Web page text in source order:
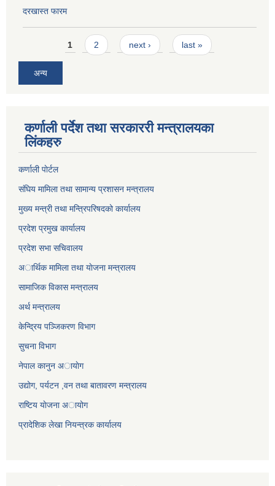
दरखास्त फारम
Pages1 2 next › last »
अन्य
कर्णाली पर्देश तथा सरकाररी मन्त्रालयका
लिंकहरु
कर्णाली पाेर्टल
संघिय मामिला तथा सामान्य प्रशासन मन्त्रालय
मुख्य मन्त्री तथा मन्त्रिपरिषदको कार्यालय
प्रदेश प्रमुख कार्यालय
प्रदेश सभा सचिवालय
अार्थिक मामिला तथा याेजना मन्त्रालय
सामाजिक विकास मन्त्रालय
अर्थ मन्त्रालय
केन्द्रिय पञ्जिकरण विभाग
सुचना विभाग
नेपाल कानुन अायाेग
उद्योग, पर्यटन ,वन तथा बातावरण मन्त्रालय
राष्टिय याेजना अायोग
प्रादेशिक लेखा नियन्त्रक कार्यालय